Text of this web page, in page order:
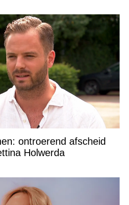
ontroerend afscheid
Holwerda